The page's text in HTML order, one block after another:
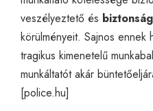
veszélyeztető és
körülményeit. Sajnos ennek
tragikus kimenetelű
munkáltatót akár
[police.hu]